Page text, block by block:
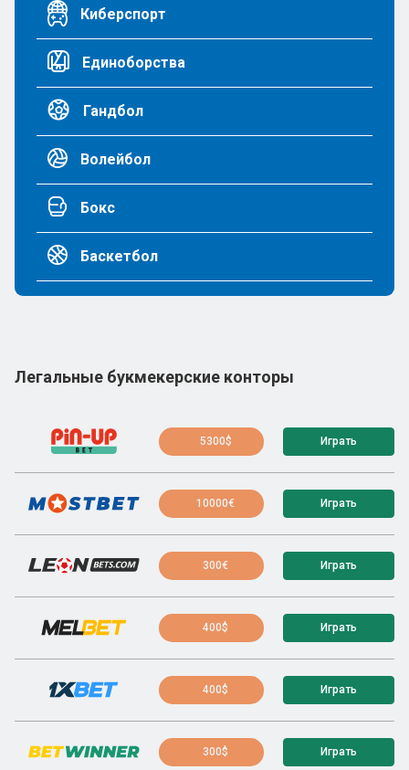
Киберспорт
Единоборства
Гандбол
Волейбол
Бокс
Баскетбол
Легальные букмекерские конторы
5300$ Играть
10000€ Играть
300€ Играть
400$ Играть
400$ Играть
300$ Играть